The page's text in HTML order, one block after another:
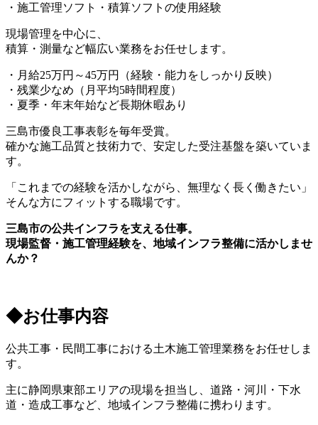
・施工管理ソフト・積算ソフトの使用経験
現場管理を中心に、
積算・測量など幅広い業務をお任せします。
・月給25万円～45万円（経験・能力をしっかり反映）
・残業少なめ（月平均5時間程度）
・夏季・年末年始など長期休暇あり
三島市優良工事表彰を毎年受賞。
確かな施工品質と技術力で、安定した受注基盤を築いていま
す。
「これまでの経験を活かしながら、無理なく長く働きたい」
そんな方にフィットする職場です。
三島市の公共インフラを支える仕事。
現場監督・施工管理経験を、地域インフラ整備に活かしませ
んか？
◆お仕事内容
公共工事・民間工事における土木施工管理業務をお任せしま
す。
主に静岡県東部エリアの現場を担当し、道路・河川・下水
道・造成工事など、地域インフラ整備に携わります。